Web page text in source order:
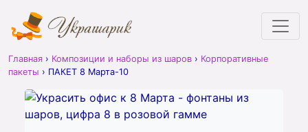
Главная › Композиции и наборы из шаров › Корпоративные
пакеты › ПАКЕТ 8 Марта-10